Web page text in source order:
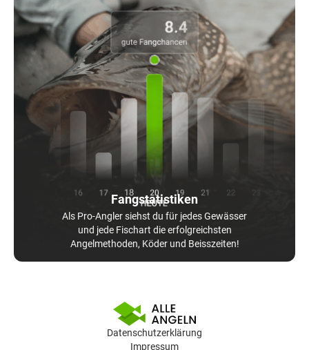
Fangstatistiken
Als Pro-Angler siehst du für jedes Gewässer
und jede Fischart die erfolgreichsten
Angelmethoden, Köder und Beisszeiten!
Datenschutzerklärung
Impressum